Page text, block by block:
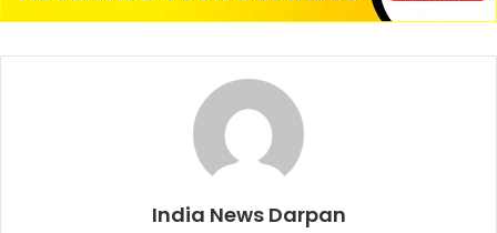
India News Darpan